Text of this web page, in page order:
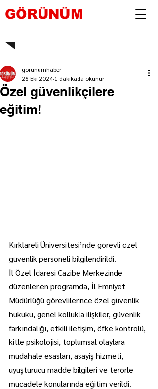
GÖRÜNÜM
Özel güvenlikçilere
eğitim!
gorunumhaber
26 Eki 2024 1 dakikada okunur
Kırklareli Üniversitesi’nde görevli özel
güvenlik personeli bilgilendirildi.
İl Özel İdaresi Cazibe Merkezinde
düzenlenen programda, İl Emniyet
Müdürlüğü görevlilerince özel güvenlik
hukuku, genel kollukla ilişkiler, güvenlik
farkındalığı, etkili iletişim, öfke kontrolü,
kitle psikolojisi, toplumsal olaylara
müdahale esasları, asayiş hizmeti,
uyuşturucu madde bilgileri ve terörle
mücadele konularında eğitim verildi.